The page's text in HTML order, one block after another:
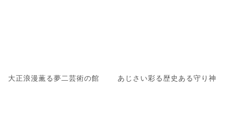
大正浪漫薫る夢二芸術の館 あじさい彩る歴史ある守り神